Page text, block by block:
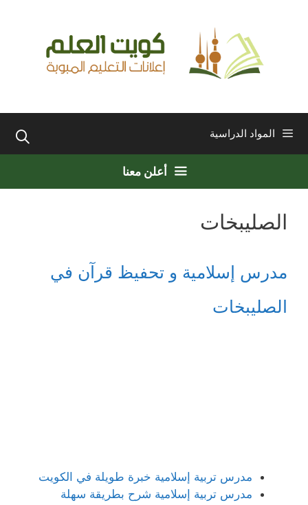
المواد الدراسية
أعلن معنا
الصليبخات
مدرس إسلامية و تحفيظ قرآن في
الصليبخات
مدرس تربية إسلامية خبرة طويلة في الكويت
مدرس تربية إسلامية شرح بطريقة سهلة